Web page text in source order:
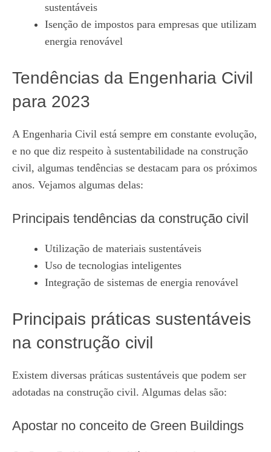
sustentáveis
Isenção de impostos para empresas que utilizam
energia renovável
Tendências da Engenharia Civil
para 2023
A Engenharia Civil está sempre em constante evolução,
e no que diz respeito à sustentabilidade na construção
civil, algumas tendências se destacam para os próximos
anos. Vejamos algumas delas:
Principais tendências da construção civil
Utilização de materiais sustentáveis
Uso de tecnologias inteligentes
Integração de sistemas de energia renovável
Principais práticas sustentáveis
na construção civil
Existem diversas práticas sustentáveis que podem ser
adotadas na construção civil. Algumas delas são:
Apostar no conceito de Green Buildings